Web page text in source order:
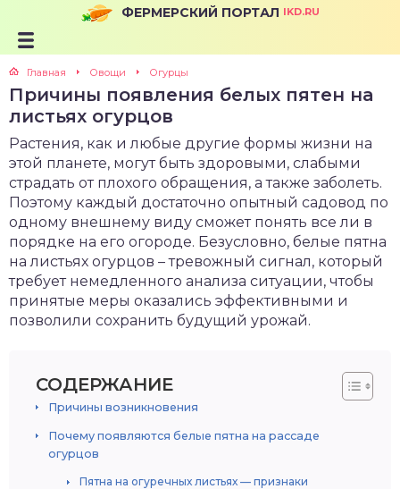
ФЕРМЕРСКИЙ ПОРТАЛ IKD.RU
Главная Овощи Огурцы
Причины появления белых пятен на
листьях огурцов
Растения, как и любые другие формы жизни на
этой планете, могут быть здоровыми, слабыми
страдать от плохого обращения, а также заболеть.
Поэтому каждый достаточно опытный садовод по
одному внешнему виду сможет понять все ли в
порядке на его огороде. Безусловно, белые пятна
на листьях огурцов – тревожный сигнал, который
требует немедленного анализа ситуации, чтобы
принятые меры оказались эффективными и
позволили сохранить будущий урожай.
СОДЕРЖАНИЕ
Причины возникновения
Почему появляются белые пятна на рассаде
огурцов
Пятна на огуречных листьях — признаки